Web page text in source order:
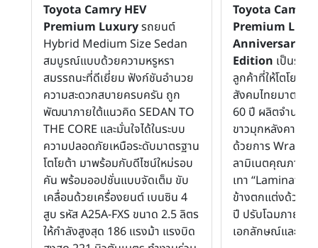
Toyota Camry HEV
Premium Luxuryรถยนต์
Hybrid Medium Size Sedan
สมบูรณ์แบบด้วยความหรูหรา
สมรรถนะที่ดีเยี่ยม ฟังก์ชันอำนวย
ความสะดวกสบายครบครัน ถูก
พัฒนาภายใต้แนวคิด SEDAN TO
THE CORE และมั่นใจได้ในระบบ
ความปลอดภัยเหนือระดับมาตรฐาน
โตโยต้า มาพร้อมกับดีไซน์ใหม่รอบ
คัน พร้อมออปชั่นแบบจัดเต็ม ขับ
เคลื่อนด้วยเครื่องยนต์ เบนซิน 4
สูบ รหัส A25A-FXS ขนาด 2.5 ลิตร
ให้กำลังสูงสุด 186 แรงม้า แรงบิด
Toyota Camry
Premium
Anniversary
Edition เป็นรุ่น
ลูกค้าที่ให้โตโยต้า
สังคมไทยมาตลอด
60 ปี ผลิตจำนวน
ขาวมุกหลังคาดำ
ด้วยการ Wrap
ลามิเนตคุณภาพร
เทา “Laminated
ข้างตกแต่งด้วย
ปี ปรับโฉมภายนอ
เอกลักษณ์และทัน